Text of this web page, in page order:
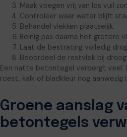
Maak voegen vrij van los vuil
Controleer waar water blijft
Behandel vlekken plaatselijk.
Reinig pas daarna het grotere
Laat de bestrating volledig
Beoordeel de restvlek bij droog
Een natte betontegel verbergt veel.
roest, kalk of bladkleur nog aanwezig
Groene aanslag
betontegels